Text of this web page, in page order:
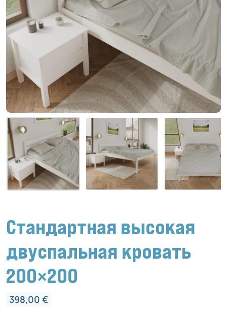
Стандартная высокая
двуспальная кровать
200×200
398,00 €